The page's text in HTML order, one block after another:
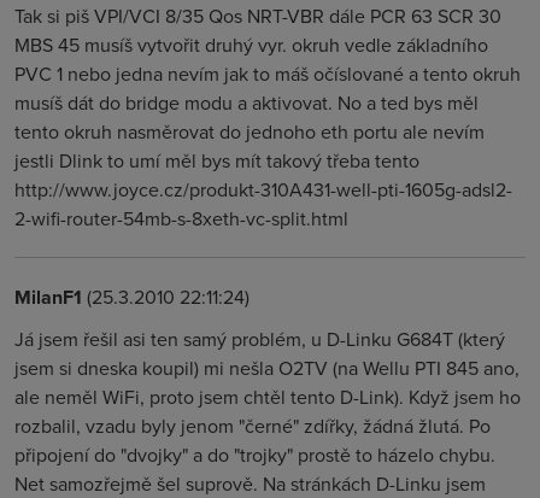
Tak si piš VPI/VCI 8/35 Qos NRT-VBR dále PCR 63 SCR 30
MBS 45 musíš vytvořit druhý vyr. okruh vedle základního
PVC 1 nebo jedna nevím jak to máš očíslované a tento okruh
musíš dát do bridge modu a aktivovat. No a ted bys měl
tento okruh nasměrovat do jednoho eth portu ale nevím
jestli Dlink to umí měl bys mít takový třeba tento
http://www.joyce.cz/produkt-310A431-well-pti-1605g-adsl2-
2-wifi-router-54mb-s-8xeth-vc-split.html
MilanF1 (25.3.2010 22:11:24)
Já jsem řešil asi ten samý problém, u D-Linku G684T (který
jsem si dneska koupil) mi nešla O2TV (na Wellu PTI 845 ano,
ale neměl WiFi, proto jsem chtěl tento D-Link). Když jsem ho
rozbalil, vzadu byly jenom "černé" zdířky, žádná žlutá. Po
připojení do "dvojky" a do "trojky" prostě to házelo chybu.
Net samozřejmě šel suprově. Na stránkách D-Linku jsem